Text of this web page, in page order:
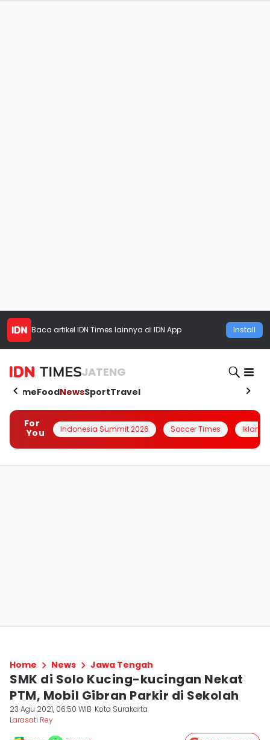
Baca artikel IDN Times lainnya di IDN App Install
JATENG
HomeFoodNewsSportTravel
For
You
Indonesia Summit 2026 Soccer Times Iklanin
Home News Jawa Tengah
SMK di Solo Kucing-kucingan Nekat
PTM, Mobil Gibran Parkir di Sekolah
23 Agu 2021, 06:50 WIB Kota Surakarta
Larasati Rey